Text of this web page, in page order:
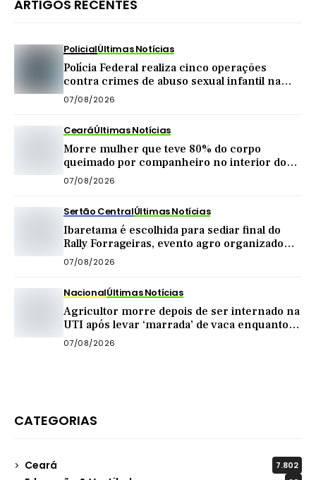
ARTIGOS RECENTES
PolicialÚltimas Notícias
Polícia Federal realiza cinco operações
contra crimes de abuso sexual infantil na
internet
07/08/2026
CearáÚltimas Notícias
Morre mulher que teve 80% do corpo
queimado por companheiro no interior do
Ceará
07/08/2026
Sertão CentralÚltimas Notícias
Ibaretama é escolhida para sediar final do
Rally Forrageiras, evento agro organizado
pela CNA
07/08/2026
NacionalÚltimas Notícias
Agricultor morre depois de ser internado na
UTI após levar ‘marrada’ de vaca enquanto
tirava leite
07/08/2026
CATEGORIAS
Ceará 7.802